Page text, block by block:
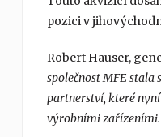
pozici v
Robert Hauser,
společnost MFE stala
partnerství, které
výrobními zařízeními.